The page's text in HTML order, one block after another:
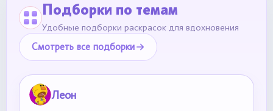
Подборки по темам
Удобные подборки раскрасок для вдохновения
Смотреть все подборки
Леон